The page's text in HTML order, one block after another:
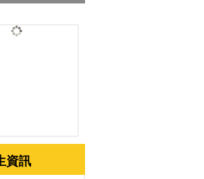
資訊